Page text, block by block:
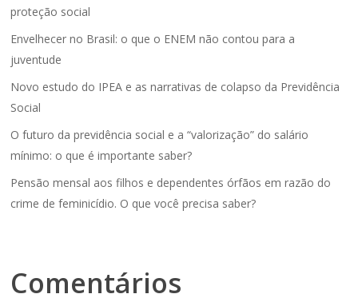
proteção social
Envelhecer no Brasil: o que o ENEM não contou para a
juventude
Novo estudo do IPEA e as narrativas de colapso da Previdência
Social
O futuro da previdência social e a “valorização” do salário
mínimo: o que é importante saber?
Pensão mensal aos filhos e dependentes órfãos em razão do
crime de feminicídio. O que você precisa saber?
Comentários